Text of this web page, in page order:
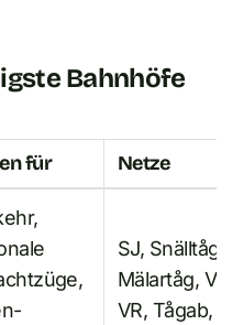
Bahnhöfe
für Netze
SJ, Snälltåget,
Mälartåg, Vy /
VR, Tågab,